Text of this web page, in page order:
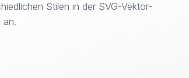
Stilen in der SVG-Vektor-
an.